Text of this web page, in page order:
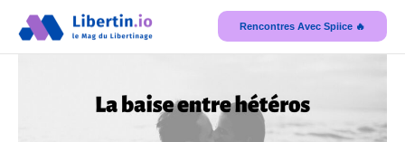
Rencontres Avec Spiice 🔥